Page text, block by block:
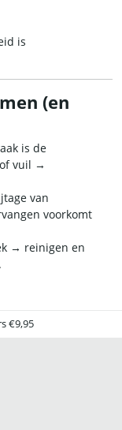
is
(en
is de
vuil →
van
voorkomt
→ reinigen en
€9,95